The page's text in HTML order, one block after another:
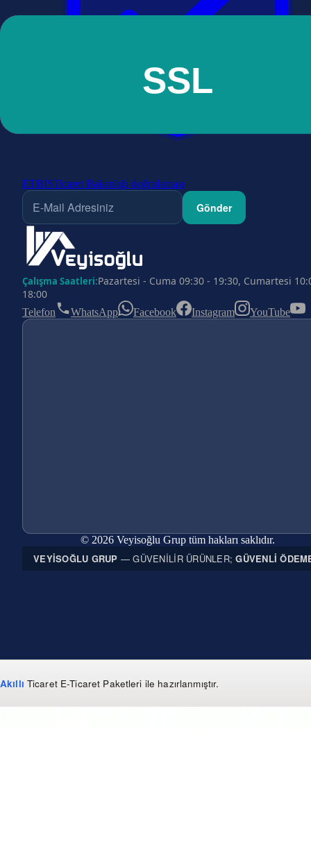
ETBİSTicaret Bakanlığı doğrulaması
Gönder
Çalışma Saatleri:Pazartesi - Cuma 09:30 - 19:30, Cumartesi
18:00
Telefon WhatsApp Facebook Instagram YouTube
© 2026 Veyisoğlu Grup tüm hakları saklıdır.
VEYISOĞLU GRUP — GÜVENILIR ÜRÜNLER;GÜVENLI
Akıllı Ticaret E-Ticaret Paketleri ile hazırlanmıştır.